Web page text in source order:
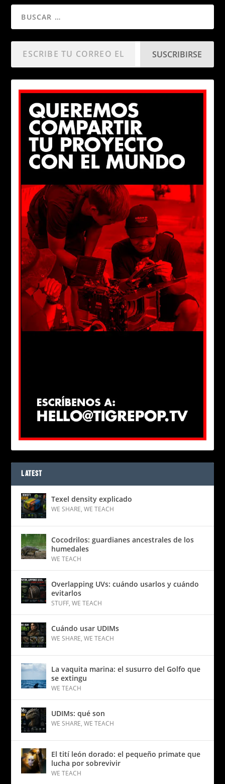
SUSCRIBIRSE
LATEST
Texel density explicado
WE SHARE,WE TEACH
Cocodrilos: guardianes ancestrales de los
humedales
WE TEACH
Overlapping UVs: cuándo usarlos y cuándo
evitarlos
STUFF,WE TEACH
Cuándo usar UDIMs
WE SHARE,WE TEACH
La vaquita marina: el susurro del Golfo que
se extingu
WE TEACH
UDIMs: qué son
WE SHARE,WE TEACH
El tití león dorado: el pequeño primate que
lucha por sobrevivir
WE TEACH